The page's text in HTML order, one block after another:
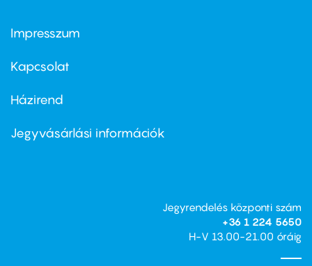
Footer
first
Impresszum
Kapcsolat
Footer
second
Házirend
Jegyvásárlási információk
Jegyrendelés központi szám
+36 1 224 5650
H-V 13.00-21.00 óráig